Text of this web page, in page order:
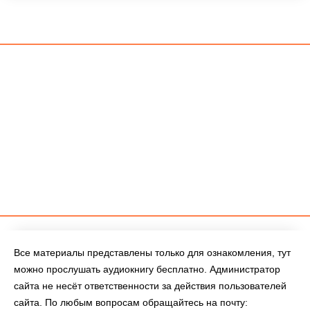
Все материалы представлены только для ознакомления, тут
можно прослушать аудиокнигу бесплатно. Администратор
сайта не несёт ответственности за действия пользователей
сайта. По любым вопросам обращайтесь на почту: